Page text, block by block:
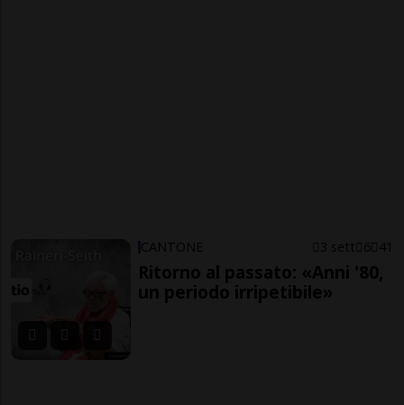
CANTONE 3 sett 6 41
Ritorno al passato: «Anni '80,
un periodo irripetibile»